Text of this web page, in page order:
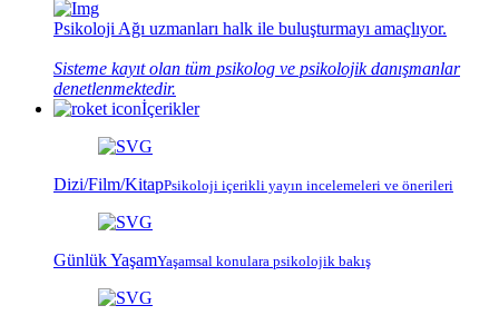
Psikoloji Ağı uzmanları halk ile buluşturmayı amaçlıyor.
Sisteme kayıt olan tüm psikolog ve psikolojik danışmanlar
denetlenmektedir.
İçerikler
Dizi/Film/KitapPsikoloji içerikli yayın incelemeleri ve önerileri
Günlük YaşamYaşamsal konulara psikolojik bakış